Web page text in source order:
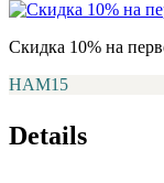
Скидка 10% на
НАМ15
Details